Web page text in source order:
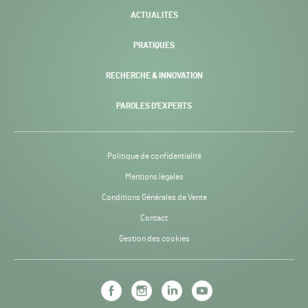
ACTUALITÉS
PRATIQUES
RECHERCHE & INNOVATION
PAROLES D’EXPERTS
Politique de confidentialité
Mentions légales
Conditions Générales de Vente
Contact
Gestion des cookies